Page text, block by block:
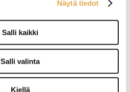
Näytä tiedot
Salli kaikki
Salli valinta
Kiellä
Night
Konepesun kestävä